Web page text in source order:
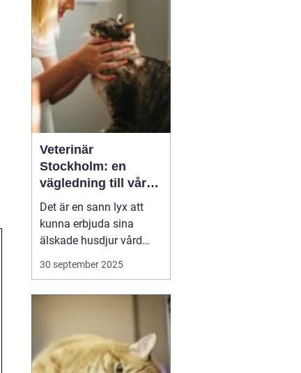
intyga att d...
Veterinär
Stockholm: en
vägledning till vård i
hemmiljö
Det är en sann lyx att
kunna erbjuda sina
älskade husdjur vård
direkt i hemmet. I
storstaden, där tiden
professionell veterinär
en högst v&aum...
30 september 2025